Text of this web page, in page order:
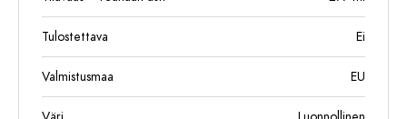
Tulostettava Ei
Valmistusmaa EU